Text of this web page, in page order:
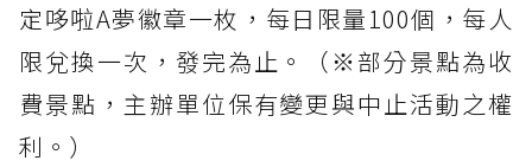
定哆啦A夢徽章一枚，每日限量100個，每人
限兌換一次，發完為止。（※部分景點為收
費景點，主辦單位保有變更與中止活動之權
利。）